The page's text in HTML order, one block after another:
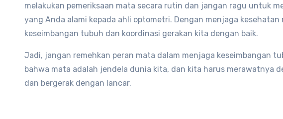
melakukan pemeriksaan mata secara rutin dan jangan ragu untuk
yang Anda alami kepada ahli optometri. Dengan menjaga
keseimbangan tubuh dan koordinasi gerakan kita dengan baik.
Jadi, jangan remehkan peran mata dalam menjaga keseimbangan
bahwa mata adalah jendela dunia kita, dan kita harus merawatnya
dan bergerak dengan lancar.